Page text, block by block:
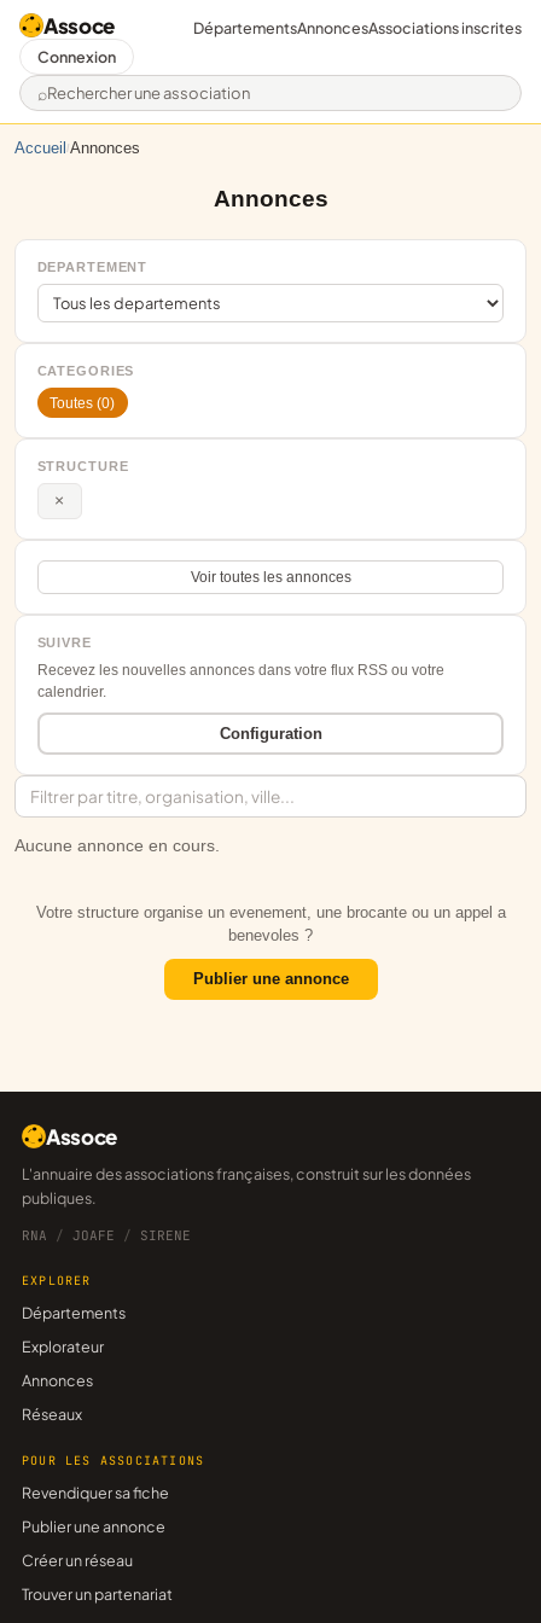
Assoce
Rechercher une association
DépartementsAnnoncesAssociations inscrites
Connexion
Accueil / Annonces
Annonces
DEPARTEMENT
CATEGORIES
Toutes (0)
STRUCTURE
×
Voir toutes les annonces
SUIVRE
Recevez les nouvelles annonces dans votre flux RSS ou votre
calendrier.
Configuration
Aucune annonce en cours.
Votre structure organise un evenement, une brocante ou un appel a
benevoles ?
Publier une annonce
Assoce
L'annuaire des associations françaises, construit sur les données
publiques.
RNA / JOAFE / SIRENE
EXPLORER
Départements
Explorateur
Annonces
Réseaux
POUR LES ASSOCIATIONS
Revendiquer sa fiche
Publier une annonce
Créer un réseau
Trouver un partenariat